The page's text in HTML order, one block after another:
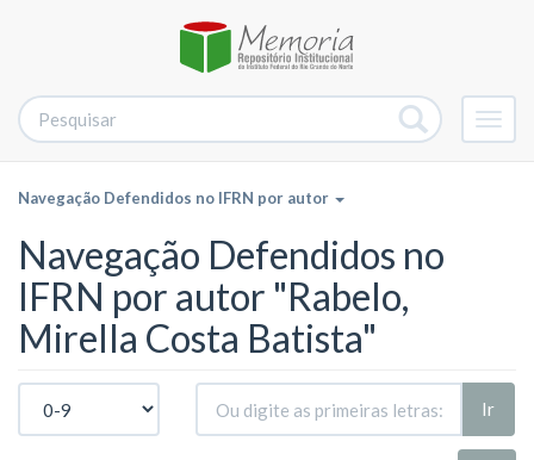
Navegação Defendidos no IFRN por autor
Navegação Defendidos no
IFRN por autor "Rabelo,
Mirella Costa Batista"
Ir